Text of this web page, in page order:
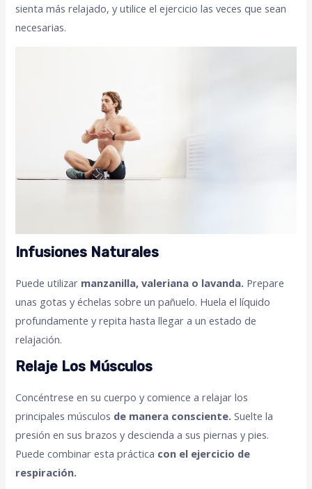
sienta más relajado, y utilice el ejercicio las veces que sean
necesarias.
Infusiones Naturales
Puede utilizar manzanilla, valeriana o lavanda. Prepare
unas gotas y échelas sobre un pañuelo. Huela el líquido
profundamente y repita hasta llegar a un estado de
relajación.
Relaje Los Músculos
Concéntrese en su cuerpo y comience a relajar los
principales músculos de manera consciente.Suelte la
presión en sus brazos y descienda a sus piernas y pies.
Puede combinar esta práctica con el ejercicio de
respiración.